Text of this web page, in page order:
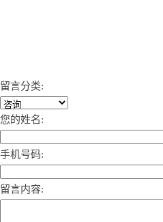
留言分类:
您的姓名:
手机号码:
留言内容: